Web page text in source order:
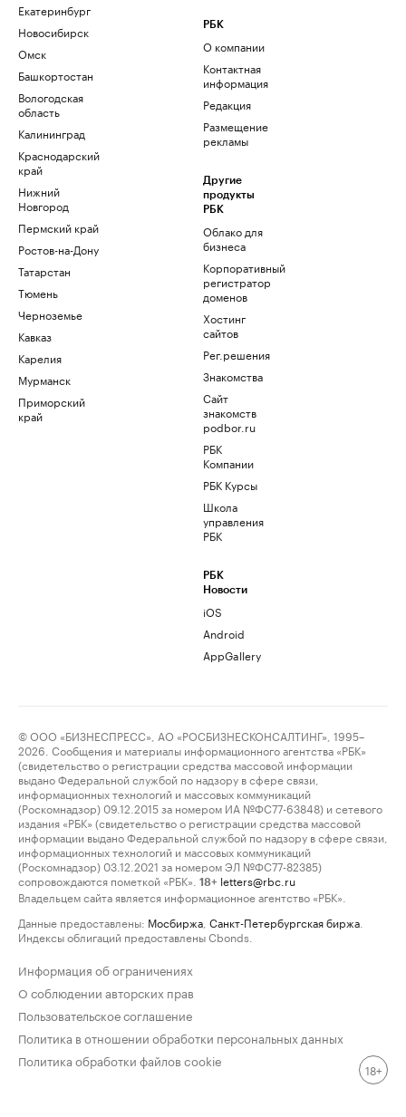
Екатеринбург
Новосибирск
Омск
Башкортостан
Вологодская
область
Калининград
Краснодарский
край
Нижний
Новгород
Пермский край
Ростов-на-Дону
Татарстан
Тюмень
Черноземье
Кавказ
Карелия
Мурманск
Приморский
край
РБК
О компании
Контактная
информация
Редакция
Размещение
рекламы
Другие
продукты
РБК
Облако для
бизнеса
Корпоративный
регистратор
доменов
Хостинг
сайтов
Рег.решения
Знакомства
Сайт
знакомств
podbor.ru
РБК
Компании
РБК Курсы
Школа
управления
РБК
РБК
Новости
iOS
Android
AppGallery
© ООО «БИЗНЕСПРЕСС», АО «РОСБИЗНЕСКОНСАЛТИНГ», 1995–
2026. Сообщения и материалы информационного агентства «РБК»
(свидетельство о регистрации средства массовой информации
выдано Федеральной службой по надзору в сфере связи,
информационных технологий и массовых коммуникаций
(Роскомнадзор) 09.12.2015 за номером ИА №ФС77-63848) и сетевого
издания «РБК» (свидетельство о регистрации средства массовой
информации выдано Федеральной службой по надзору в сфере связи,
информационных технологий и массовых коммуникаций
(Роскомнадзор) 03.12.2021 за номером ЭЛ №ФС77-82385)
сопровождаются пометкой «РБК».
18+ letters@rbc.ru
Владельцем сайта является информационное агентство «РБК».
Данные предоставлены: Мосбиржа Санкт-Петербургская биржа
Индексы облигаций предоставлены Cbonds.
Информация об ограничениях
О соблюдении авторских прав
Пользовательское соглашение
Политика в отношении обработки персональных данных
Политика обработки файлов cookie
18+